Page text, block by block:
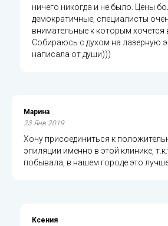
ничего никогда и не было. Цены
демократичные, специалисты
внимательные к которым хочется
Собираюсь с духом на лазерную
написала от души)))
Марина
23 Янв 2019
Хочу присоединиться к
эпиляции именно в этой клинике,
побывала, в нашем городе это
Ксения